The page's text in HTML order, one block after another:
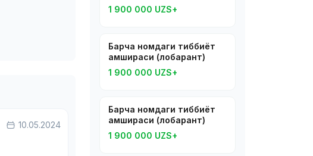
10.05.2024
1 900 000 UZS+
Барча номдаги тиббиёт
ҳамшираси (лобарант)
1 900 000 UZS+
Барча номдаги тиббиёт
ҳамшираси (лобарант)
1 900 000 UZS+